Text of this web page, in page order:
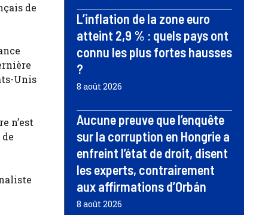
de
Unis
n’est
L’inflation de la zone euro
atteint 2,9 % : quels pays ont
connu les plus fortes hausses
?
8 août 2026
Aucune preuve que l’enquête
sur la corruption en Hongrie a
enfreint l’état de droit, disent
les experts, contrairement
aux affirmations d’Orbán
8 août 2026